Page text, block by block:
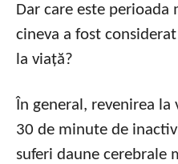
Dar care este
cineva a fost
la viață?
În general, revenirea
30 de minute de
suferi daune cerebrale